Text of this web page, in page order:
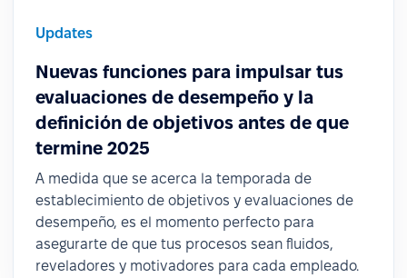
Updates
Nuevas funciones para impulsar tus
evaluaciones de desempeño y la
definición de objetivos antes de que
termine 2025
A medida que se acerca la temporada de
establecimiento de objetivos y evaluaciones de
desempeño, es el momento perfecto para
asegurarte de que tus procesos sean fluidos,
reveladores y motivadores para cada empleado.